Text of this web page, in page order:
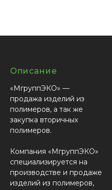
Описание
«МгруппЭКО» —
продажа изделий из
полимеров, а так же
закупка вторичных
полимеров.
Компания «МгруппЭКО»
специализируется на
производстве и продаже
изделий из полимеров,